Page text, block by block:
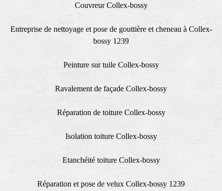
Couvreur Collex-bossy
Entreprise de nettoyage et pose de gouttière et cheneau à Collex-
bossy 1239
Peinture sur tuile Collex-bossy
Ravalement de façade Collex-bossy
Réparation de toiture Collex-bossy
Isolation toiture Collex-bossy
Etanchéité toiture Collex-bossy
Réparation et pose de velux Collex-bossy 1239